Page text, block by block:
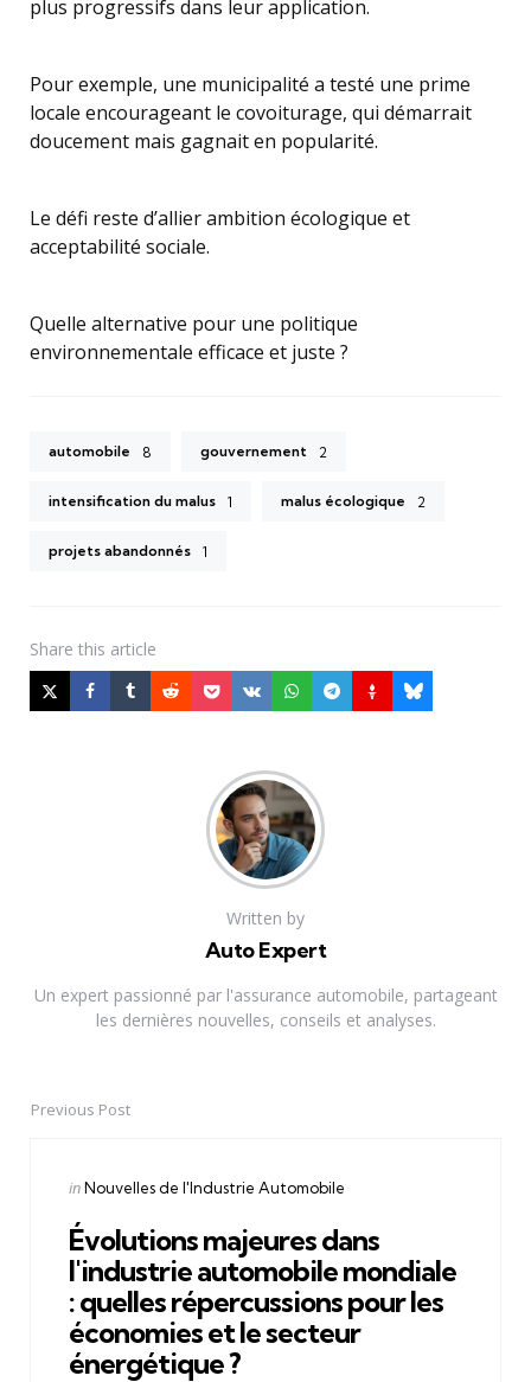
plus progressifs dans leur application.
Pour exemple, une municipalité a testé une prime
locale encourageant le covoiturage, qui démarrait
doucement mais gagnait en popularité.
Le défi reste d’allier ambition écologique et
acceptabilité sociale.
Quelle alternative pour une politique
environnementale efficace et juste ?
automobile 8 gouvernement 2
intensification du malus 1 malus écologique 2
projets abandonnés 1
Share this article
Written by
Auto Expert
Un expert passionné par l'assurance automobile, partageant
les dernières nouvelles, conseils et analyses.
PostPrevious Post
Posted
inNouvelles de l'Industrie Automobile
Évolutions majeures dans
l'industrie automobile mondiale
: quelles répercussions pour les
économies et le secteur
énergétique ?